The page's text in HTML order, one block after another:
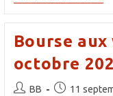
11/
Bourse
octobre
Auteur/autrice
BB
Publication
11